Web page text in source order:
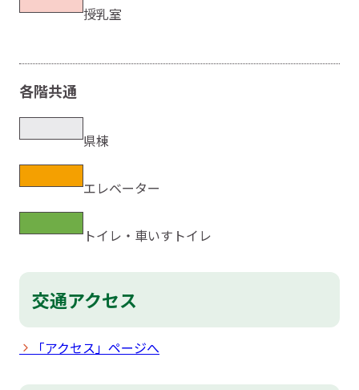
授乳室
各階共通
県棟
エレベーター
トイレ・車いすトイレ
交通アクセス
「アクセス」ページへ